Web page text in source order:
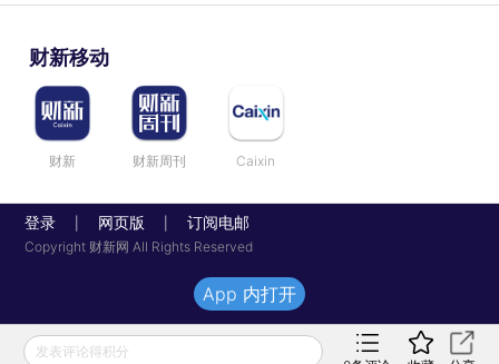
财新移动
财新 财新周刊 Caixin
登录 网页版 订阅电邮
Copyright 财新网 All Rights Reserved
发表评论得积分
App 内打开